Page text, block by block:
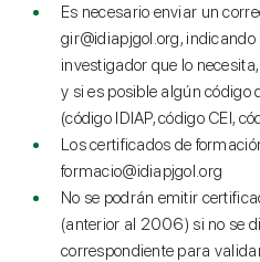
Es necesario enviar un
gir@idiapjgol.org,
investigador que lo
y si es posible algún
(código IDIAP, código CEI,
Los certificados de
formacio@idiapjgol.org
No se podrán emitir
(anterior al 2006) si no se
correspondiente para